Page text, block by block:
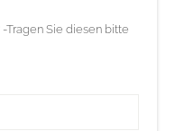
Tragen Sie diesen bitte